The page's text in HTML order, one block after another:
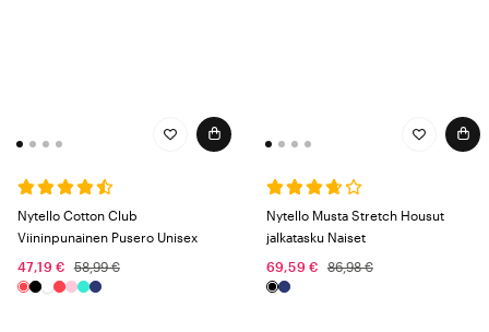
Nytello Cotton Club
Viininpunainen Pusero Unisex
47,19 €
58,99 €
Nytello Musta Stretch Housut
jalkatasku Naiset
69,59 €
86,98 €